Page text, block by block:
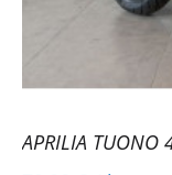
APRILIA TUONO